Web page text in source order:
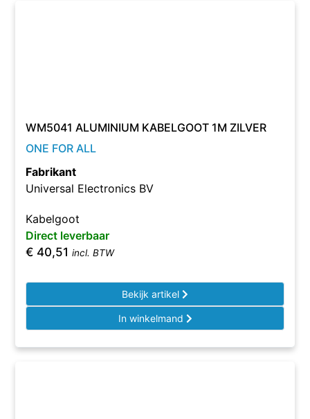
WM5041 ALUMINIUM KABELGOOT 1M ZILVER
ONE FOR ALL
Fabrikant
Universal Electronics BV
Kabelgoot
Direct leverbaar
€ 40,51 incl. BTW
Bekijk artikel
In winkelmand